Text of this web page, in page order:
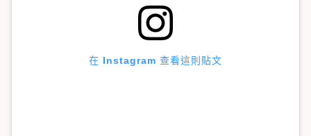
在 Instagram 查看這則貼文